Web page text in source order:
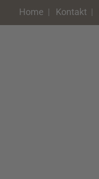
Home | Kontakt |